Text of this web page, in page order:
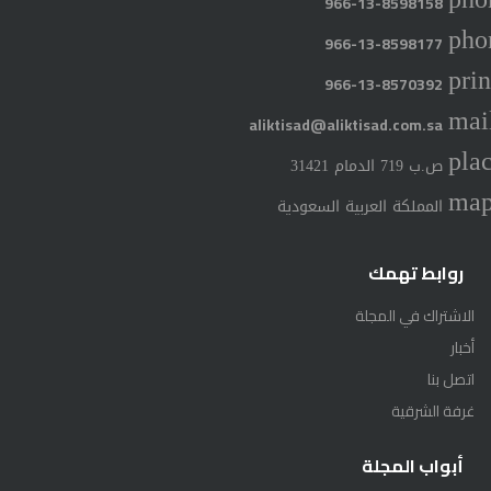
966-13-8598177
966-13-8570392
aliktisad@aliktisad.com.sa
ص.ب 719 الدمام 31421
المملكة العربية السعودية
روابط تهمك
الاشتراك في المجلة
أخبار
اتصل بنا
غرفة الشرقية
أبواب المجلة